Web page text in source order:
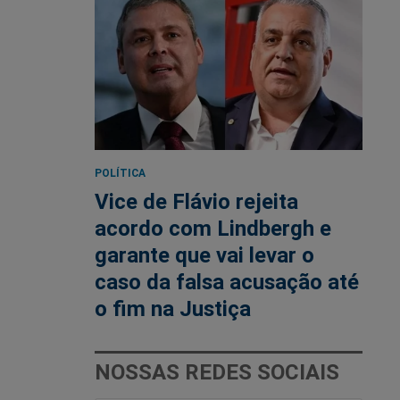
POLÍTICA
Vice de Flávio rejeita
acordo com Lindbergh e
garante que vai levar o
caso da falsa acusação até
o fim na Justiça
NOSSAS REDES SOCIAIS